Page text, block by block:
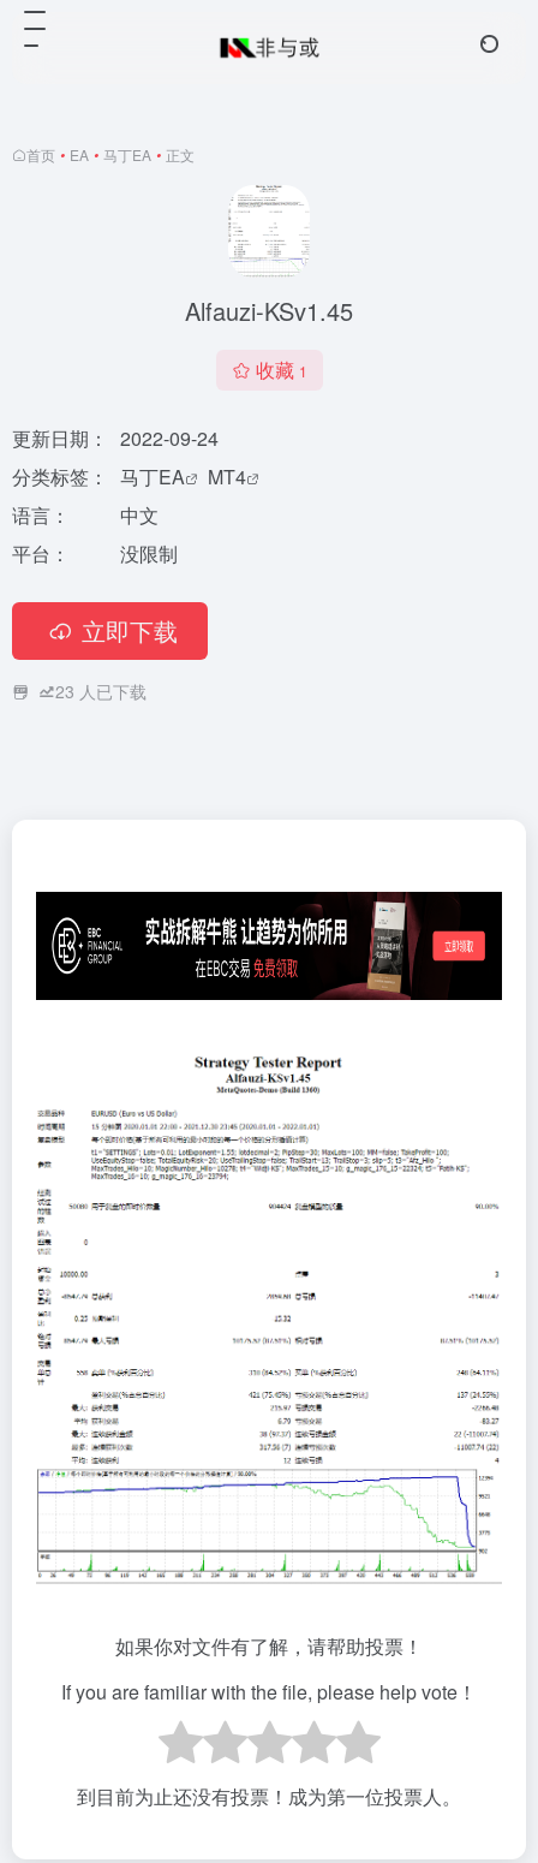
首页 • EA • 马丁EA • 正文
Alfauzi-KSv1.45
收藏 1
更新日期：
2022-09-24
分类标签：
马丁EA
MT4
语言：
中文
平台：
没限制
立即下载
23 人已下载
如果你对文件有了解，请帮助投票！
If you are familiar with the file, please help vote！
到目前为止还没有投票！成为第一位投票人。